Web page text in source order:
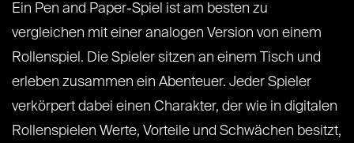
Ein Pen and Paper-Spiel ist am besten zu
vergleichen mit einer analogen Version von einem
Rollenspiel. Die Spieler sitzen an einem Tisch und
erleben zusammen ein Abenteuer. Jeder Spieler
verkörpert dabei einen Charakter, der wie in digitalen
Rollenspielen Werte, Vorteile und Schwächen besitzt,